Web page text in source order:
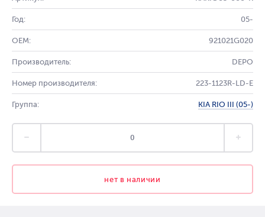
Год: 05-
OEM: 921021G020
Производитель: DEPO
Номер производителя: 223-1123R-LD-E
Группа: KIA RIO III (05-)
нет в наличии